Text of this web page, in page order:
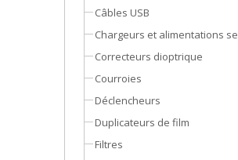
Câbles USB
Chargeurs et alimentations
Correcteurs dioptrique
Courroies
Déclencheurs
Duplicateurs de film
Filtres